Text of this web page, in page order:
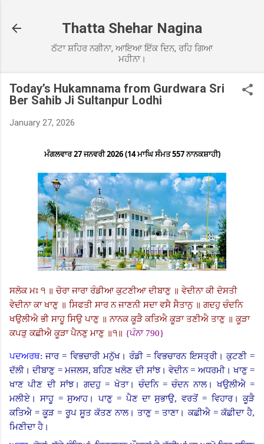
Thatta Shehar Nagina
ਠੱਟਾ ਸ਼ਹਿਰ ਨਗੀਨਾ, ਆਇਆ ਇੱਕ ਦਿਨ, ਰਹਿ ਗਿਆ
ਮਹੀਨਾ।
Today’s Hukamnama from Gurdwara Sri
Ber Sahib Ji Sultanpur Lodhi
January 27, 2026
ਮੰਗਲਵਾਰ 27 ਜਨਵਰੀ 2026 (14 ਮਾਘਿ ਸੰਮਤ 557 ਨਾਨਕਸ਼ਾਹੀ)
ਸਲੋਕ ਮਃ ੧ ॥ ਚੋਰਾ ਜਾਰਾ ਰੰਡੀਆ ਕੁਟਣੀਆ ਦੀਬਾਣੁ ॥ ਵੇਦੀਨਾ ਕੀ ਦੋਸਤੀ
ਵੇਦੀਨਾ ਕਾ ਖਾਣੁ ॥ ਸਿਫਤੀ ਸਾਰ ਨ ਜਾਣਨੀ ਸਦਾ ਵਸੈ ਸੈਤਾਨੁ ॥ ਗਦਹੁ ਚੰਦਨਿ
ਖਉਲੀਐ ਭੀ ਸਾਹੂ ਸਿਉ ਪਾਣੁ ॥ ਨਾਨਕ ਕੂੜੈ ਕਤਿਐ ਕੂੜਾ ਤਣੀਐ ਤਾਣੁ ॥ ਕੂੜਾ
ਕਪੜੁ ਕਛੀਐ ਕੂੜਾ ਪੈਨਣੁ ਮਾਣੁ ॥੧॥ {ਪੰਨਾ 790}
ਪਦਅਰਥ: ਜਾਰ = ਵਿਭਚਾਰੀ ਮਨੁੱਖ। ਰੰਡੀ = ਵਿਭਚਾਰਨ ਇਸਤ੍ਰੀ। ਕੁਟਣੀ =
ਦੱਲੀ। ਦੀਬਾਣੁ = ਮਜਲਸ, ਬਹਿਣ ਖਲੋਣ ਦੀ ਸਾਂਝ। ਵੇਦੀਨ = ਅਧਰਮੀ। ਖਾਣੁ =
ਖਾਣ ਪੀਣ ਦੀ ਸਾਂਝ। ਗਦਹੁ = ਖੋਤਾ। ਚੰਦਨਿ = ਚੰਦਨ ਨਾਲ। ਖਉਲੀਐ =
ਮਲੀਏ। ਸਾਹੂ = ਸੁਆਹ। ਪਾਣੁ = ਪੈਣ ਦਾ ਸੁਭਾਉ, ਵਰਤੋਂ = ਵਿਹਾਰ। ਕੂੜੈ
ਕਤਿਐ = ਕੂੜ = ਰੂਪ ਸੂਤ ਕੱਤਣ ਨਾਲ। ਤਾਣੁ = ਤਾਣਾ। ਕਛੀਐ = ਕੱਛੀਦਾ ਹੈ,
ਮਿਣੀਦਾ ਹੈ।